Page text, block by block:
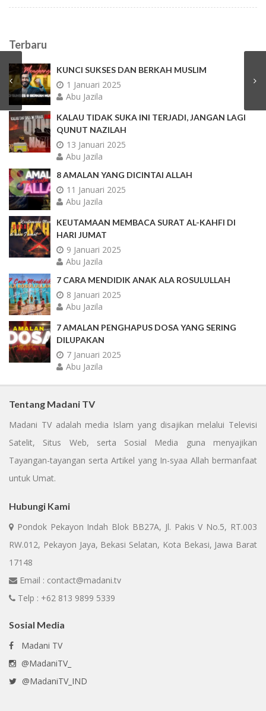
Terbaru
KUNCI SUKSES DAN BERKAH MUSLIM
1 Januari 2025
Abu Jazila
KALAU TIDAK SUKA INI TERJADI, JANGAN LAGI
QUNUT NAZILAH
13 Januari 2025
Abu Jazila
8 AMALAN YANG DICINTAI ALLAH
11 Januari 2025
Abu Jazila
KEUTAMAAN MEMBACA SURAT AL-KAHFI DI
HARI JUMAT
9 Januari 2025
Abu Jazila
7 CARA MENDIDIK ANAK ALA ROSULULLAH
8 Januari 2025
Abu Jazila
7 AMALAN PENGHAPUS DOSA YANG SERING
DILUPAKAN
7 Januari 2025
Abu Jazila
Tentang Madani TV
Madani TV adalah media Islam yang disajikan melalui Televisi
Satelit, Situs Web, serta Sosial Media guna menyajikan
Tayangan-tayangan serta Artikel yang In-syaa Allah bermanfaat
untuk Umat.
Hubungi Kami
Pondok Pekayon Indah Blok BB27A, Jl. Pakis V No.5, RT.003
RW.012, Pekayon Jaya, Bekasi Selatan, Kota Bekasi, Jawa Barat
17148
Email : contact@madani.tv
Telp : +62 813 9899 5339
Sosial Media
Madani TV
@MadaniTV_
@MadaniTV_IND